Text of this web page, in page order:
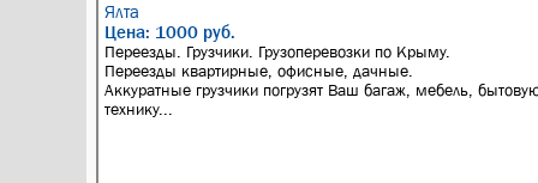
Ялта
Цена: 1000 руб.
Переезды. Грузчики. Грузоперевозки по Крыму.
Переезды квартирные, офисные, дачные.
Аккуратные грузчики погрузят Ваш багаж, мебель,
технику...